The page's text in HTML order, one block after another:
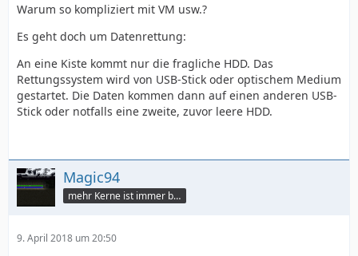
Warum so kompliziert mit VM usw.?
Es geht doch um Datenrettung:
An eine Kiste kommt nur die fragliche HDD. Das
Rettungssystem wird von USB-Stick oder optischem Medium
gestartet. Die Daten kommen dann auf einen anderen USB-
Stick oder notfalls eine zweite, zuvor leere HDD.
Magic94
mehr Kerne ist immer besser
9. April 2018 um 20:50